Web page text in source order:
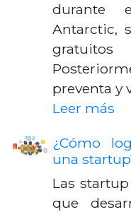
durante
Antarctic,
preventa y
Leer más
¿Cómo
una
Las
que